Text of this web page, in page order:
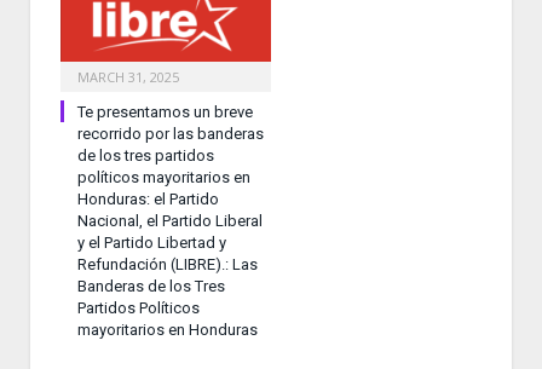
MARCH 31, 2025
Te presentamos un breve
recorrido por las banderas
de los tres partidos
políticos mayoritarios en
Honduras: el Partido
Nacional, el Partido Liberal
y el Partido Libertad y
Refundación (LIBRE).: Las
Banderas de los Tres
Partidos Políticos
mayoritarios en Honduras